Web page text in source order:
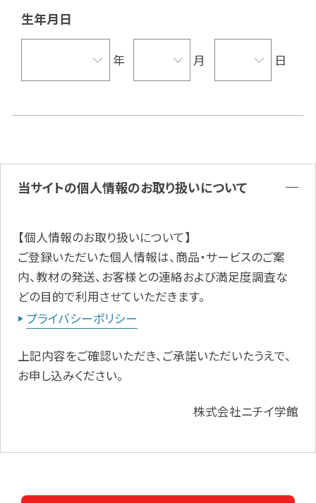
生年月日
年 月 日
当サイトの個人情報のお取り扱いについて
【個人情報のお取り扱いについて】
ご登録いただいた個人情報は、商品・サービスのご案
内、教材の発送、お客様との連絡および満足度調査な
どの目的で利用させていただきます。
プライバシーポリシー
上記内容をご確認いただき、ご承諾いただいたうえで、
お申し込みください。
株式会社ニチイ学館